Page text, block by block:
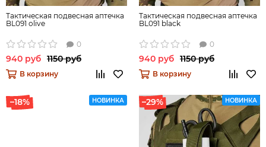
Тактическая подвесная аптечка
BL091 olive
0
940 руб 1150 руб
В корзину
Тактическая подвесная аптечка
BL091 black
0
940 руб 1150 руб
В корзину
–18% НОВИНКА –29% НОВИНКА